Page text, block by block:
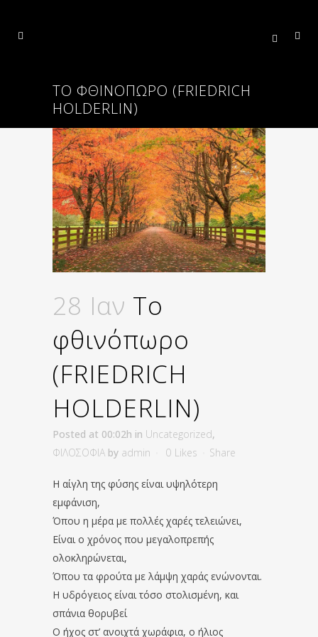
ΤΟ ΦΘΙΝΌΠΩΡΟ (FRIEDRICH
HOLDERLIN)
28 Ιαν Το
φθινόπωρο
(FRIEDRICH
HOLDERLIN)
Posted at 00:02h in Uncategorized,
ΦΙΛΟΣΟΦΙΑ by admin 0 Likes Share
Η αίγλη της φύσης είναι υψηλότερη
εμφάνιση,
Όπου η μέρα με πολλές χαρές τελειώνει,
Είναι ο χρόνος που μεγαλοπρεπής
ολοκληρώνεται,
Όπου τα φρούτα με λάμψη χαράς ενώνονται.
Η υδρόγειος είναι τόσο στολισμένη, και
σπάνια θορυβεί
Ο ήχος στ’ ανοιχτά χωράφια, ο ήλιος